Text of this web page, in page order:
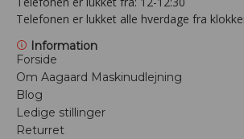
Telefonen er lukket alle hverdage fra
Information
Forside
Om Aagaard Maskinudlejning
Blog
Ledige stillinger
Returret